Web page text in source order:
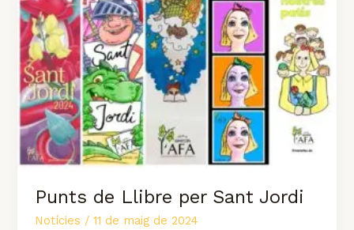
Punts de Llibre per Sant Jordi
Notícies /11 de maig de 2024
per
Sant
Jordi